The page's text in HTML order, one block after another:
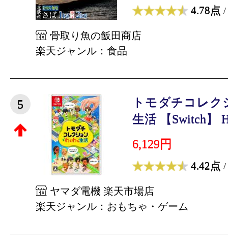
4.78点 /
骨取り魚の飯田商店
楽天ジャンル：食品
5
トモダチコレ
生活 【Switch】
6,129円
4.42点 /
ヤマダ電機 楽天市場店
楽天ジャンル：おもちゃ・ゲーム